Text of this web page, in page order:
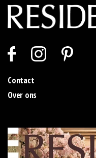
Contact
Over ons